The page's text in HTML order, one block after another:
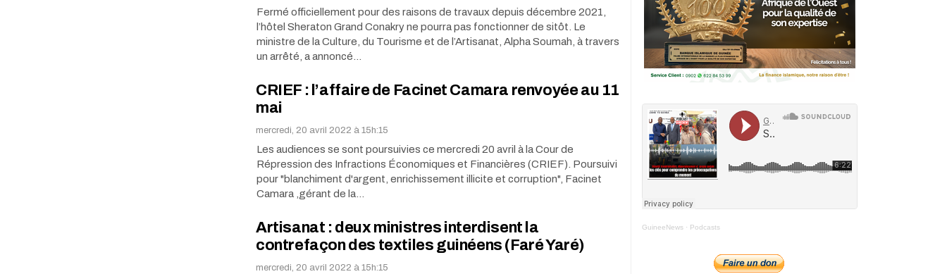
Fermé officiellement pour des raisons de travaux depuis décembre 2021,
l’hôtel Sheraton Grand Conakry ne pourra pas fonctionner de sitôt. Le
ministre de la Culture, du Tourisme et de l’Artisanat, Alpha Soumah, à travers
un arrêté, a annoncé…
CRIEF : l’affaire de Facinet Camara renvoyée au 11
mai
mercredi, 20 avril 2022 à 15h:15
Les audiences se sont poursuivies ce mercredi 20 avril à la Cour de
Répression des Infractions Économiques et Financières (CRIEF). Poursuivi
pour "blanchiment d'argent, enrichissement illicite et corruption", Facinet
Camara ,gérant de la…
Artisanat : deux ministres interdisent la
contrefaçon des textiles guinéens (Faré Yaré)
mercredi, 20 avril 2022 à 15h:15
GuineeNews · Podcasts